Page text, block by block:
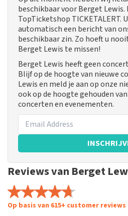
beschikbaar voor Berget Lewis.
TopTicketshop TICKETALERT.
automatisch een bericht van
beschikbaar zin. Zo hoeft u
Berget Lewis te missen!
Berget Lewis heeft geen
Blijf op de hoogte van nieuwe
Lewis en meld je aan op onze
ook op de hoogte gehouden
concerten en evenementen.
Reviews van Berget
Op basis van 615+ customer reviews